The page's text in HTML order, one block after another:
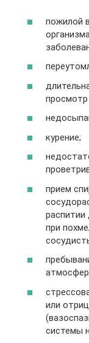
пожилой
просмотр
курение;
прием
распитии
при
или
системы